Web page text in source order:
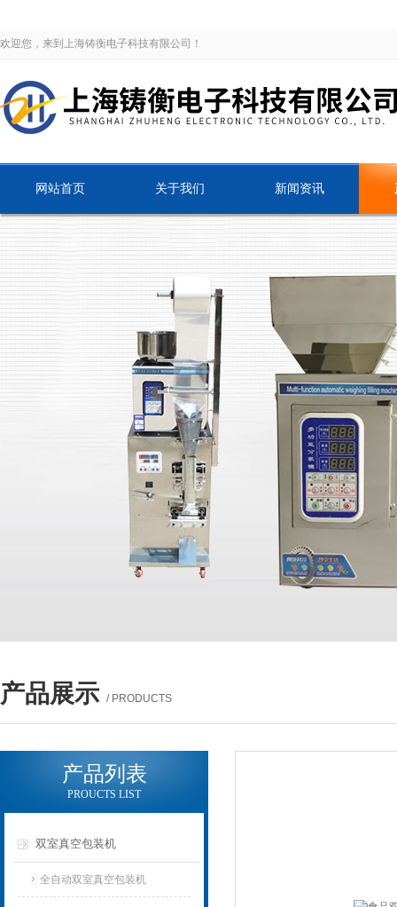
欢迎您，来到上海铸衡电子科技有限公司！
网站首页 关于我们 新闻资讯
产品展示 / PRODUCTS
产品列表
PROUCTS LIST
双室真空包装机
全自动双室真空包装机